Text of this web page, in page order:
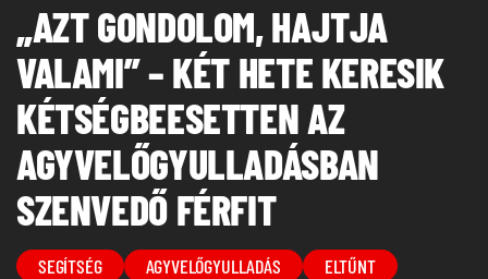
„AZT GONDOLOM, HAJTJA
VALAMI” – KÉT HETE KERESIK
KÉTSÉGBEESETTEN AZ
AGYVELŐGYULLADÁSBAN
SZENVEDŐ FÉRFIT
SEGÍTSÉG AGYVELŐGYULLADÁS ELTŰNT